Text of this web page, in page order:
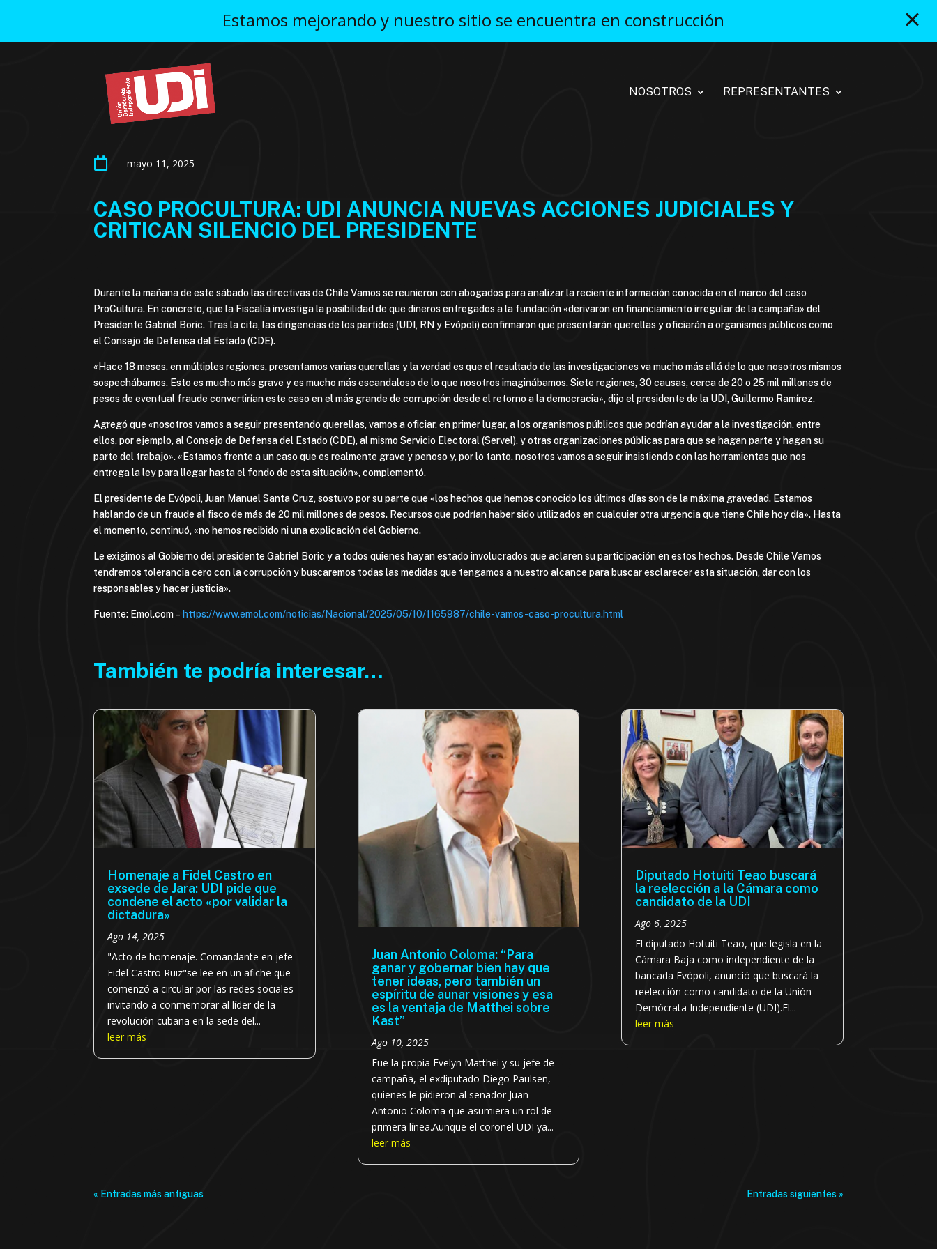
Estamos mejorando y nuestro sitio se encuentra en construcción
NOSOTROS REPRESENTANTES
 mayo 11, 2025
CASO PROCULTURA: UDI ANUNCIA NUEVAS ACCIONES JUDICIALES Y
CRITICAN SILENCIO DEL PRESIDENTE
Durante la mañana de este sábado las directivas de Chile Vamos se reunieron con abogados para analizar la reciente información conocida en el marco del caso
ProCultura. En concreto, que la Fiscalía investiga la posibilidad de que dineros entregados a la fundación «derivaron en financiamiento irregular de la campaña» del
Presidente Gabriel Boric. Tras la cita, las dirigencias de los partidos (UDI, RN y Evópoli) confirmaron que presentarán querellas y oficiarán a organismos públicos como
el Consejo de Defensa del Estado (CDE).
«Hace 18 meses, en múltiples regiones, presentamos varias querellas y la verdad es que el resultado de las investigaciones va mucho más allá de lo que nosotros mismos
sospechábamos. Esto es mucho más grave y es mucho más escandaloso de lo que nosotros imaginábamos. Siete regiones, 30 causas, cerca de 20 o 25 mil millones de
pesos de eventual fraude convertirían este caso en el más grande de corrupción desde el retorno a la democracia», dijo el presidente de la UDI, Guillermo Ramírez.
Agregó que «nosotros vamos a seguir presentando querellas, vamos a oficiar, en primer lugar, a los organismos públicos que podrían ayudar a la investigación, entre
ellos, por ejemplo, al Consejo de Defensa del Estado (CDE), al mismo Servicio Electoral (Servel), y otras organizaciones públicas para que se hagan parte y hagan su
parte del trabajo». «Estamos frente a un caso que es realmente grave y penoso y, por lo tanto, nosotros vamos a seguir insistiendo con las herramientas que nos
entrega la ley para llegar hasta el fondo de esta situación», complementó.
El presidente de Evópoli, Juan Manuel Santa Cruz, sostuvo por su parte que «los hechos que hemos conocido los últimos días son de la máxima gravedad. Estamos
hablando de un fraude al fisco de más de 20 mil millones de pesos. Recursos que podrían haber sido utilizados en cualquier otra urgencia que tiene Chile hoy día». Hasta
el momento, continuó, «no hemos recibido ni una explicación del Gobierno.
Le exigimos al Gobierno del presidente Gabriel Boric y a todos quienes hayan estado involucrados que aclaren su participación en estos hechos. Desde Chile Vamos
tendremos tolerancia cero con la corrupción y buscaremos todas las medidas que tengamos a nuestro alcance para buscar esclarecer esta situación, dar con los
responsables y hacer justicia».
Fuente: Emol.com – https://www.emol.com/noticias/Nacional/2025/05/10/1165987/chile-vamos-caso-procultura.html
También te podría interesar…
Homenaje a Fidel Castro en
exsede de Jara: UDI pide que
condene el acto «por validar la
dictadura»
Ago 14, 2025
"Acto de homenaje. Comandante en jefe
Fidel Castro Ruiz"se lee en un afiche que
comenzó a circular por las redes sociales
invitando a conmemorar al líder de la
revolución cubana en la sede del...
leer más
Juan Antonio Coloma: “Para
ganar y gobernar bien hay que
tener ideas, pero también un
espíritu de aunar visiones y esa
es la ventaja de Matthei sobre
Kast”
Ago 10, 2025
Fue la propia Evelyn Matthei y su jefe de
campaña, el exdiputado Diego Paulsen,
quienes le pidieron al senador Juan
Antonio Coloma que asumiera un rol de
primera línea.Aunque el coronel UDI ya...
leer más
Diputado Hotuiti Teao buscará
la reelección a la Cámara como
candidato de la UDI
Ago 6, 2025
El diputado Hotuiti Teao, que legisla en la
Cámara Baja como independiente de la
bancada Evópoli, anunció que buscará la
reelección como candidato de la Unión
Demócrata Independiente (UDI).El...
leer más
« Entradas más antiguas Entradas siguientes »